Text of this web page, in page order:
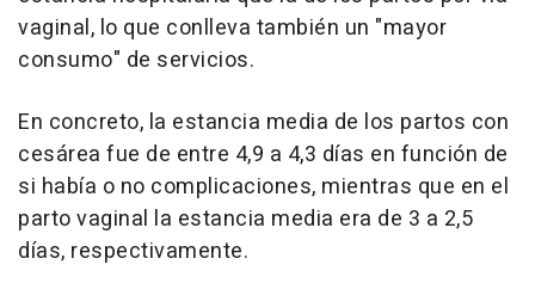
vaginal, lo que conlleva también un "mayor
consumo" de servicios.
En concreto, la estancia media de los partos con
cesárea fue de entre 4,9 a 4,3 días en función de
si había o no complicaciones, mientras que en el
parto vaginal la estancia media era de 3 a 2,5
días, respectivamente.